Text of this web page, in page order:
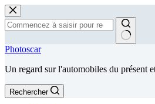
Passer
au
contenu
Aucun
Photoscar
Un regard sur l'automobiles du présent
Rechercher